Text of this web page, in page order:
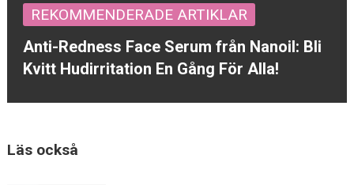
REKOMMENDERADE ARTIKLAR
Anti-Redness Face Serum från Nanoil: Bli
Kvitt Hudirritation En Gång För Alla!
Läs också